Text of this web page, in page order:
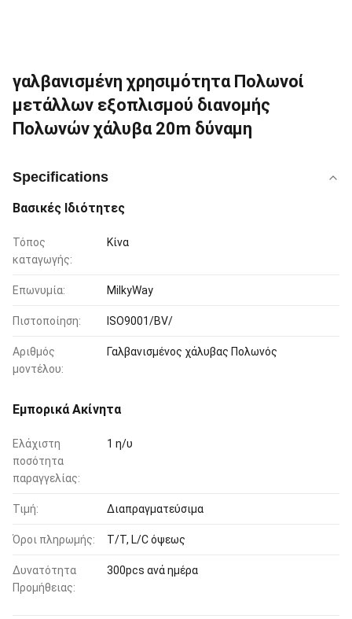
γαλβανισμένη χρησιμότητα Πολωνοί
μετάλλων εξοπλισμού διανομής
Πολωνών χάλυβα 20m δύναμη
Specifications
Βασικές Ιδιότητες
Τόπος
καταγωγής:
Κίνα
Επωνυμία: MilkyWay
Πιστοποίηση: ISO9001/BV/
Αριθμός
μοντέλου:
Γαλβανισμένος χάλυβας Πολωνός
Εμπορικά Ακίνητα
Ελάχιστη
ποσότητα
παραγγελίας:
1 η/υ
Τιμή: Διαπραγματεύσιμα
Όροι πληρωμής: T/T, L/C όψεως
Δυνατότητα
Προμήθειας:
300pcs ανά ημέρα